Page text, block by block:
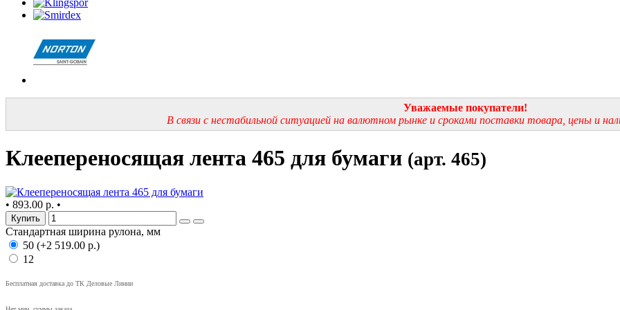
Уважаемые покупатели!
В связи с нестабильной ситуацией на валютном рынке и сроками поставки товара, цены и
Клеепереносящая лента 465 для бумаги (арт. 465)
• 893.00 р. •
Купить
Стандартная ширина рулона, мм
50 (+2 519.00 р.)
12
Бесплатная доставка до ТК Деловые Линии